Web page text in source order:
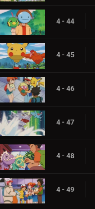
4 - 44
4 - 45
4 - 46
4 - 47
4 - 48
4 - 49